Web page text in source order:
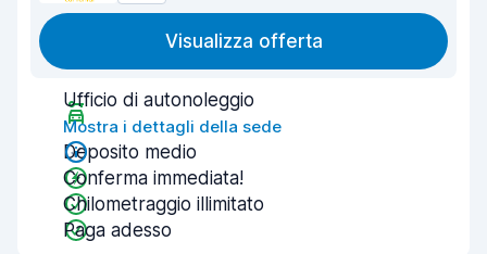
Visualizza offerta
Ufficio di autonoleggio
Mostra i dettagli della sede
Deposito medio
Conferma immediata!
Chilometraggio illimitato
Paga adesso